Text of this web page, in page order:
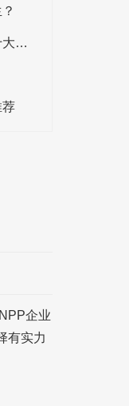
如何判断密封罐的质量？选择高品质密封罐的十大标准是什么？
荐
企业
有实力